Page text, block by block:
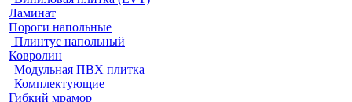
Ламинат
Пороги напольные
Плинтус напольный
Ковролин
Модульная ПВХ плитка
Комплектующие
Гибкий мрамор